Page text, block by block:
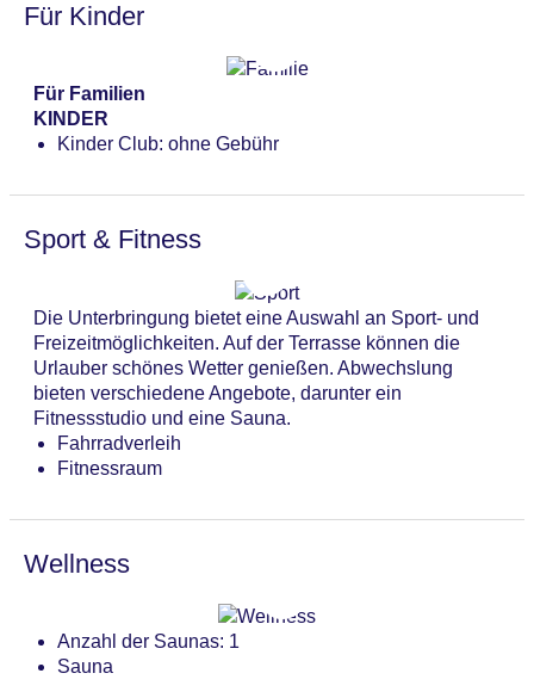
Für Kinder
Für Familien
KINDER
Kinder Club: ohne Gebühr
Sport & Fitness
Die Unterbringung bietet eine Auswahl an Sport- und
Freizeitmöglichkeiten. Auf der Terrasse können die
Urlauber schönes Wetter genießen. Abwechslung
bieten verschiedene Angebote, darunter ein
Fitnessstudio und eine Sauna.
Fahrradverleih
Fitnessraum
Wellness
Anzahl der Saunas: 1
Sauna